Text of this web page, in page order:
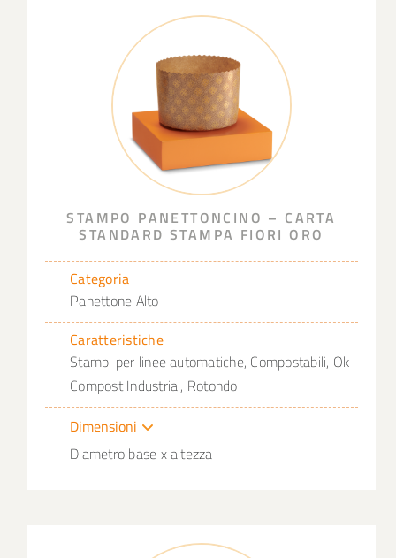
STAMPO PANETTONCINO – CARTA
STANDARD STAMPA FIORI ORO
Categoria
Panettone Alto
Caratteristiche
Stampi per linee automatiche, Compostabili, Ok
Compost Industrial, Rotondo
Dimensioni
Diametro base x altezza